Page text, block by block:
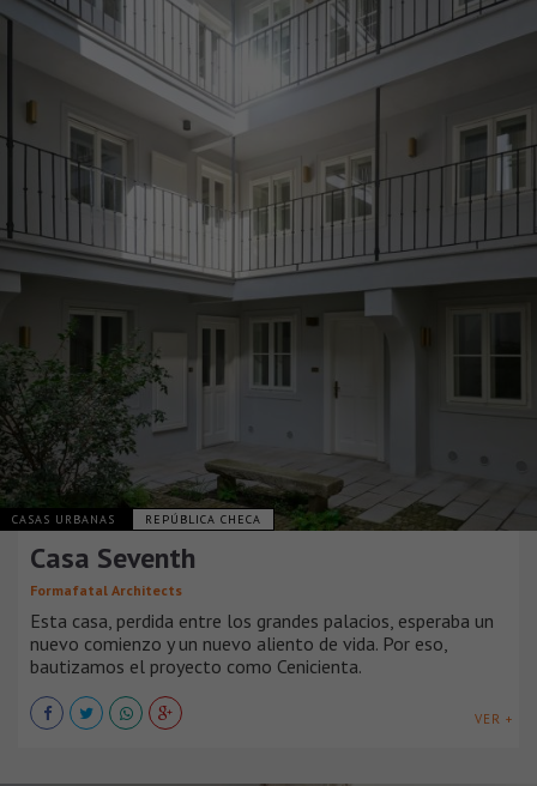
CASAS URBANAS REPÚBLICA CHECA
Casa Seventh
Formafatal Architects
Esta casa, perdida entre los grandes palacios, esperaba un
nuevo comienzo y un nuevo aliento de vida. Por eso,
bautizamos el proyecto como Cenicienta.
VER +